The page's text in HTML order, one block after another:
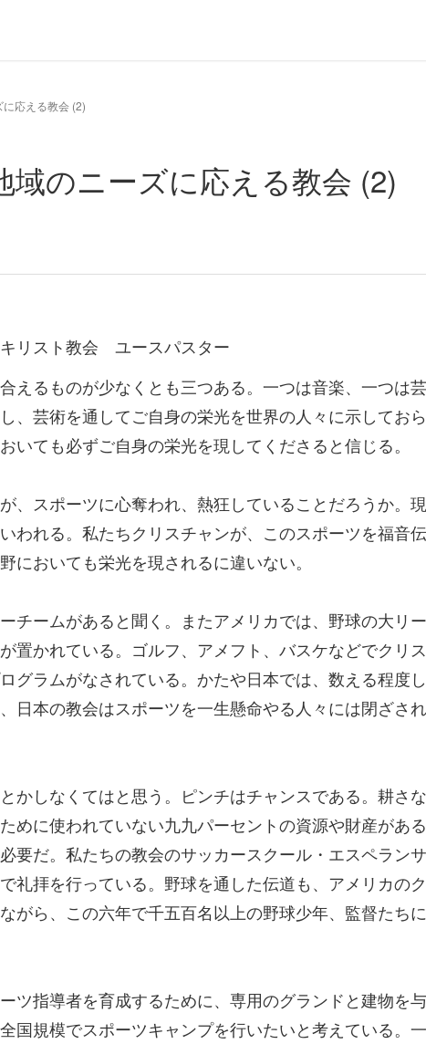
応える教会 (2)
域のニーズに応える教会 (2)
リスト教会 ユースパスター
えるものが少なくとも三つある。一つは音楽、一つは
、芸術を通してご自身の栄光を世界の人々に示してお
いても必ずご自身の栄光を現してくださると信じる。
、スポーツに心奪われ、熱狂していることだろうか。
われる。私たちクリスチャンが、このスポーツを福音
においても栄光を現されるに違いない。
チームがあると聞く。またアメリカでは、野球の大リ
置かれている。ゴルフ、アメフト、バスケなどでクリ
グラムがなされている。かたや日本では、数える程度
日本の教会はスポーツを一生懸命やる人々には閉ざさ
かしなくてはと思う。ピンチはチャンスである。耕さ
めに使われていない九九パーセントの資源や財産があ
要だ。私たちの教会のサッカースクール・エスペラン
礼拝を行っている。野球を通した伝道も、アメリカの
がら、この六年で千五百名以上の野球少年、監督たち
ツ指導者を育成するために、専用のグランドと建物を
国規模でスポーツキャンプを行いたいと考えている。